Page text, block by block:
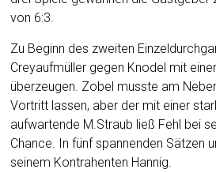
von 6:3.
Zu Beginn des zweiten
Creyaufmüller gegen Knodel mit
überzeugen. Zobel musste am
Vortritt lassen, aber der mit einer
aufwartende M.Straub ließ Fehl bei
Chance. In fünf spannenden Sätzen
seinem Kontrahenten Hannig.